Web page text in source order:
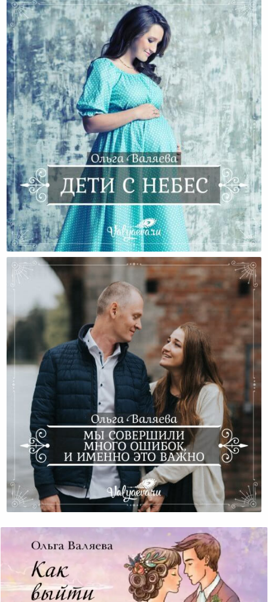
Дети С Небес
Мы Совершили Много Ошибок, И Именно Это Важно